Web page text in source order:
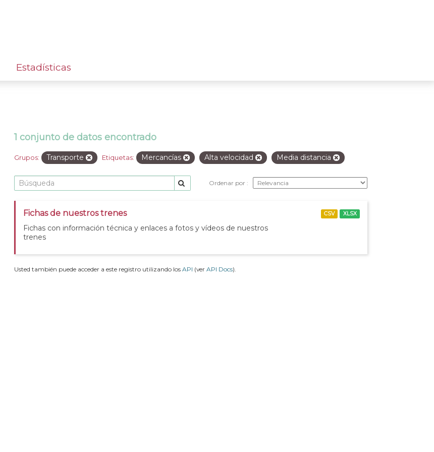
Estadísticas
1 conjunto de datos encontrado
Grupos: Transporte Etiquetas: Mercancías Alta velocidad Media distancia
Ordenar por
Fichas de nuestros trenes
Fichas con información técnica y enlaces a fotos y vídeos de nuestros
trenes
CSV XLSX
Usted también puede acceder a este registro utilizando los API (ver API Docs).